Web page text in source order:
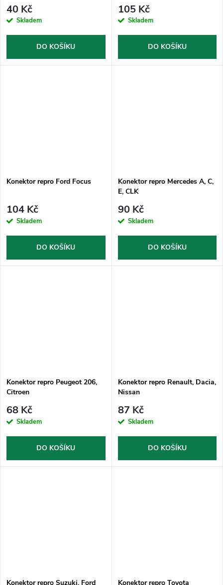
40 Kč
Skladem
DO KOŠÍKU
105 Kč
Skladem
DO KOŠÍKU
Konektor repro Ford Focus
104 Kč
Skladem
DO KOŠÍKU
Konektor repro Mercedes A, C,
E, CLK
90 Kč
Skladem
DO KOŠÍKU
Konektor repro Peugeot 206,
Citroen
68 Kč
Skladem
DO KOŠÍKU
Konektor repro Renault, Dacia,
Nissan
87 Kč
Skladem
DO KOŠÍKU
Konektor repro Suzuki, Ford Konektor repro Toyota